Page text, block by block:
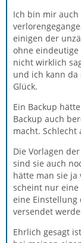
Ich bin mir auch
einigen der
ohne
nicht wirklich
und ich kann
Glück.
Ein Backup
Backup auch
macht.
Die Vorlagen
sind sie auch
hätte man sie
scheint nur eine
eine Einstellung
versendet
Ehrlich gesagt